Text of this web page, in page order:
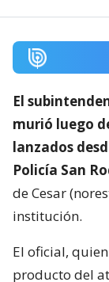
El
murió luego
lanzados
Policía San
de Cesar
institución.
El oficial,
producto del